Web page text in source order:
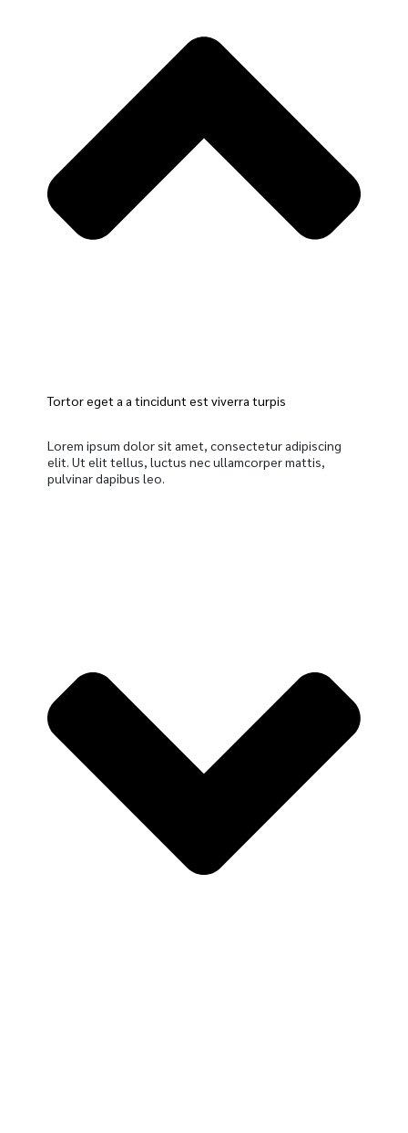
Tortor eget a a tincidunt est viverra turpis
Lorem ipsum dolor sit amet, consectetur adipiscing
elit. Ut elit tellus, luctus nec ullamcorper mattis,
pulvinar dapibus leo.